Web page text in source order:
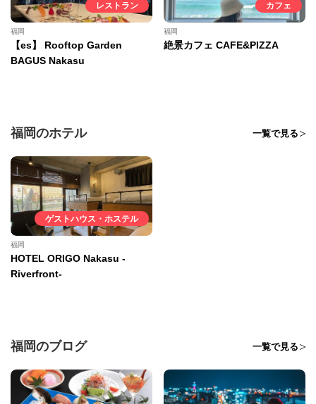
レストラン
福岡
【es】 Rooftop Garden
BAGUS Nakasu
カフェ
福岡
絶景カフェ CAFE&PIZZA
福岡のホテル 一覧で見る
ゲストハウス・ホステル
福岡
HOTEL ORIGO Nakasu -
Riverfront-
福岡のブログ 一覧で見る